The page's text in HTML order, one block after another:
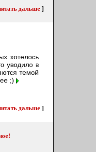
дальше ]
хотелось
уводило в
темой
;)
дальше ]